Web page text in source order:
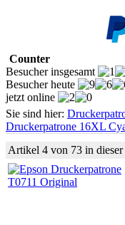
Counter
Besucher insgesamt
Besucher heute
jetzt online
Sie sind hier:
Druckerpatrone 16XL
Artikel 4 von 73 in